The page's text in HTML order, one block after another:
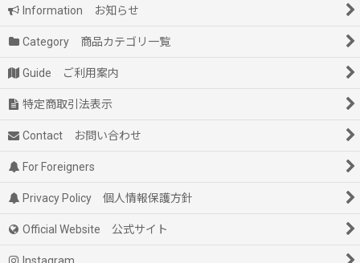
Information お知らせ
Category 商品カテゴリ一覧
Guide ご利用案内
特定商取引法表示
Contact お問い合わせ
For Foreigners
Privacy Policy 個人情報保護方針
Official Website 公式サイト